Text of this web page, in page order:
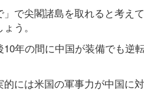
で尖閣諸島を取れると考え
う。
年の間に中国が装備でも逆
には米国の軍事力が中国に